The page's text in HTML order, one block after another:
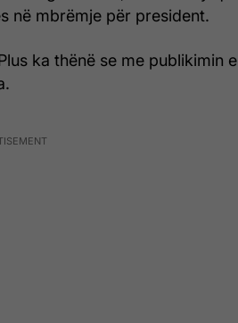
në mbrëmje për president.
ka thënë se me publikimin e